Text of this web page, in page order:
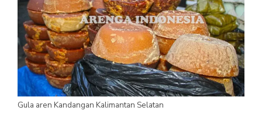
Gula aren Kandangan Kalimantan Selatan